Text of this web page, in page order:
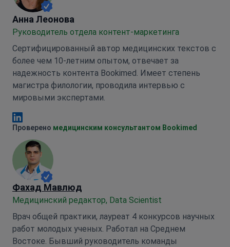
Анна Леонова
Анна Леонова
Руководитель отдела контент-маркетинга
Сертифицированный автор медицинских текстов с
более чем 10-летним опытом, отвечает за
надежность контента Bookimed. Имеет степень
магистра филологии, проводила интервью с
мировыми экспертами.
Анна Леонова Linkedin
Проверено медицинским консультантом Bookimed
Фахад Мавлюд
Медицинский редактор, Data Scientist
Врач общей практики, лауреат 4 конкурсов научных
работ молодых ученых. Работал на Среднем
Востоке. Бывший руководитель команды